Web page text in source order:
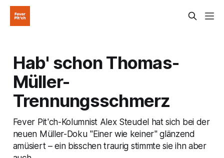
Hab' schon Thomas-
Müller-
Trennungsschmerz
Fever Pit'ch-Kolumnist Alex Steudel hat sich bei der
neuen Müller-Doku "Einer wie keiner" glänzend
amüsiert – ein bisschen traurig stimmte sie ihn aber